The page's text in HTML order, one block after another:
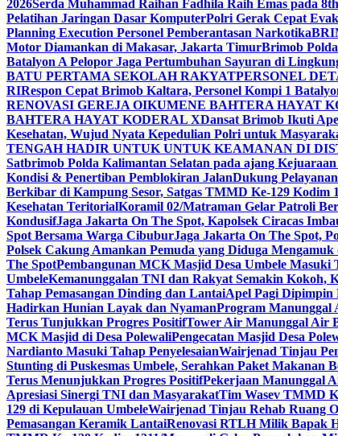
2026Serda Muhammad Raihan Fadhila Raih Emas pada
Pelatihan Jaringan Dasar KomputerPolri Gerak Cepat
Planning Execution Personel Pemberantasan Narkotika
Motor Diamankan di Makasar, Jakarta TimurBrimob
Batalyon A Pelopor Jaga Pertumbuhan Sayuran di
BATU PERTAMA SEKOLAH RAKYATPERSONEL
RIRespon Cepat Brimob Kaltara, Personel Kompi 1
RENOVASI GEREJA OIKUMENE BAHTERA HAYAT
BAHTERA HAYAT KODERAL XDansat Brimob Ikuti
Kesehatan, Wujud Nyata Kepedulian Polri untuk
TENGAH HADIR UNTUK UNTUK KEAMANAN DI
Satbrimob Polda Kalimantan Selatan pada ajang
Kondisi & Penertiban Pemblokiran JalanDukung
Berkibar di Kampung Sesor, Satgas TMMD Ke-129 Kodim
Kesehatan TeritorialKoramil 02/Matraman Gelar Patroli
KondusifJaga Jakarta On The Spot, Kapolsek Ciracas
Spot Bersama Warga CibuburJaga Jakarta On The Spot,
Polsek Cakung Amankan Pemuda yang Diduga
The SpotPembangunan MCK Masjid Desa Umbele Masuki
UmbeleKemanunggalan TNI dan Rakyat Semakin Kokoh,
Tahap Pemasangan Dinding dan LantaiApel Pagi Dipimpin
Hadirkan Hunian Layak dan NyamanProgram Manunggal
Terus Tunjukkan Progres PositifTower Air Manunggal Air
MCK Masjid di Desa PolewaliPengecatan Masjid Desa
Nardianto Masuki Tahap PenyelesaianWairjenad Tinjau
Stunting di Puskesmas Umbele, Serahkan Paket Makanan
Terus Menunjukkan Progres PositifPekerjaan Manunggal
Apresiasi Sinergi TNI dan MasyarakatTim Wasev TMMD
129 di Kepulauan UmbeleWairjenad Tinjau Rehab Ruang
Pemasangan Keramik LantaiRenovasi RTLH Milik Bapak